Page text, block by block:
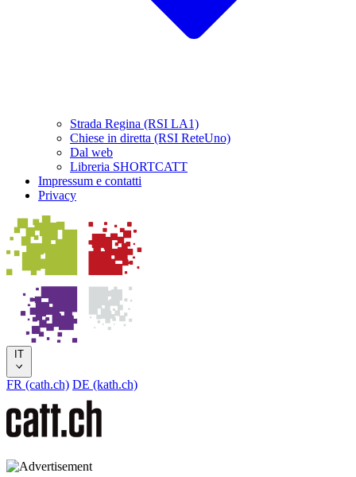
Strada Regina (RSI LA1)
Chiese in diretta (RSI ReteUno)
Dal web
Libreria SHORTCATT
Impressum e contatti
Privacy
IT
FR (cath.ch) DE (kath.ch)